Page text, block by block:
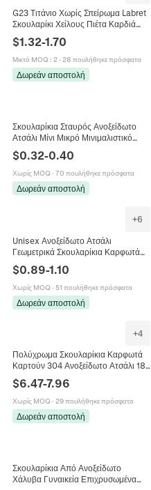
G23 Τιτάνιο Χωρίς Σπείρωμα Labret
Σκουλαρίκι Χείλους Πιέτα Καρδιά
Piercing
$1.32-1.70
Μικτό MOQ : 2· 28 πουλήθηκε πρόσφατα
Δωρεάν αποστολή
Σκουλαρίκια Σταυρός Ανοξείδωτο
Ατσάλι Μίνι Μικρό Μινιμαλιστικό
Γυαλισμένο Ρετρό Θρησκευτικά
Κοσμήματα Για Γυναίκες Άνδρες
$0.32-0.40
Χωρίς MOQ · 70 πουλήθηκε πρόσφατα
Δωρεάν αποστολή
+6
Unisex Ανοξείδωτο Ατσάλι
Γεωμετρικά Σκουλαρίκια Καρφωτά
Κοσμήματα Piercing
$0.89-1.10
Χωρίς MOQ · 51 πουλήθηκε πρόσφατα
Δωρεάν αποστολή
+4
Πολύχρωμα Σκουλαρίκια Καρφωτά
Καρτούν 304 Ανοξείδωτο Ατσάλι 18K
Επιχρυσωμένο Μάτι Σταυρός
Κοσμήματα Για Κορίτσια
$6.47-7.96
Χωρίς MOQ · 29 πουλήθηκε πρόσφατα
Δωρεάν αποστολή
Σκουλαρίκια Από Ανοξείδωτο
Χάλυβα Γυναικεία Επιχρυσωμένα